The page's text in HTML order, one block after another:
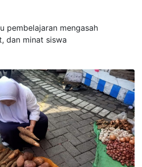
pembelajaran mengasah
dan minat siswa